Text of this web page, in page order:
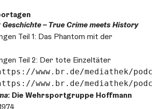
– True Crime meetsHistory
Teil 1: Das Phantom mit der
Teil 2: Der tote Einzeltäter
www.br.de/mediathek/
www.br.de/mediathek/
: Die Wehrsportgruppe Hoffmann